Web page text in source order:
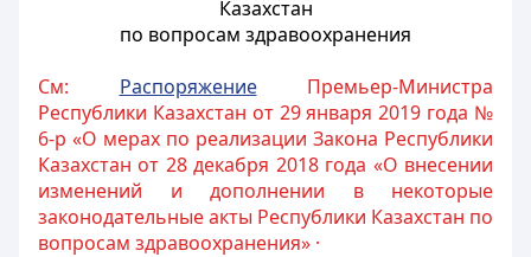
Казахстан
по вопросам здравоохранения
См: РаспоряжениеПремьер-Министра
Республики Казахстан от 29 января 2019 года №
6-р «О мерах по реализации Закона Республики
Казахстан от 28 декабря 2018 года «О внесении
изменений и дополнении в некоторые
законодательные акты Республики Казахстан по
вопросам здравоохранения» ·